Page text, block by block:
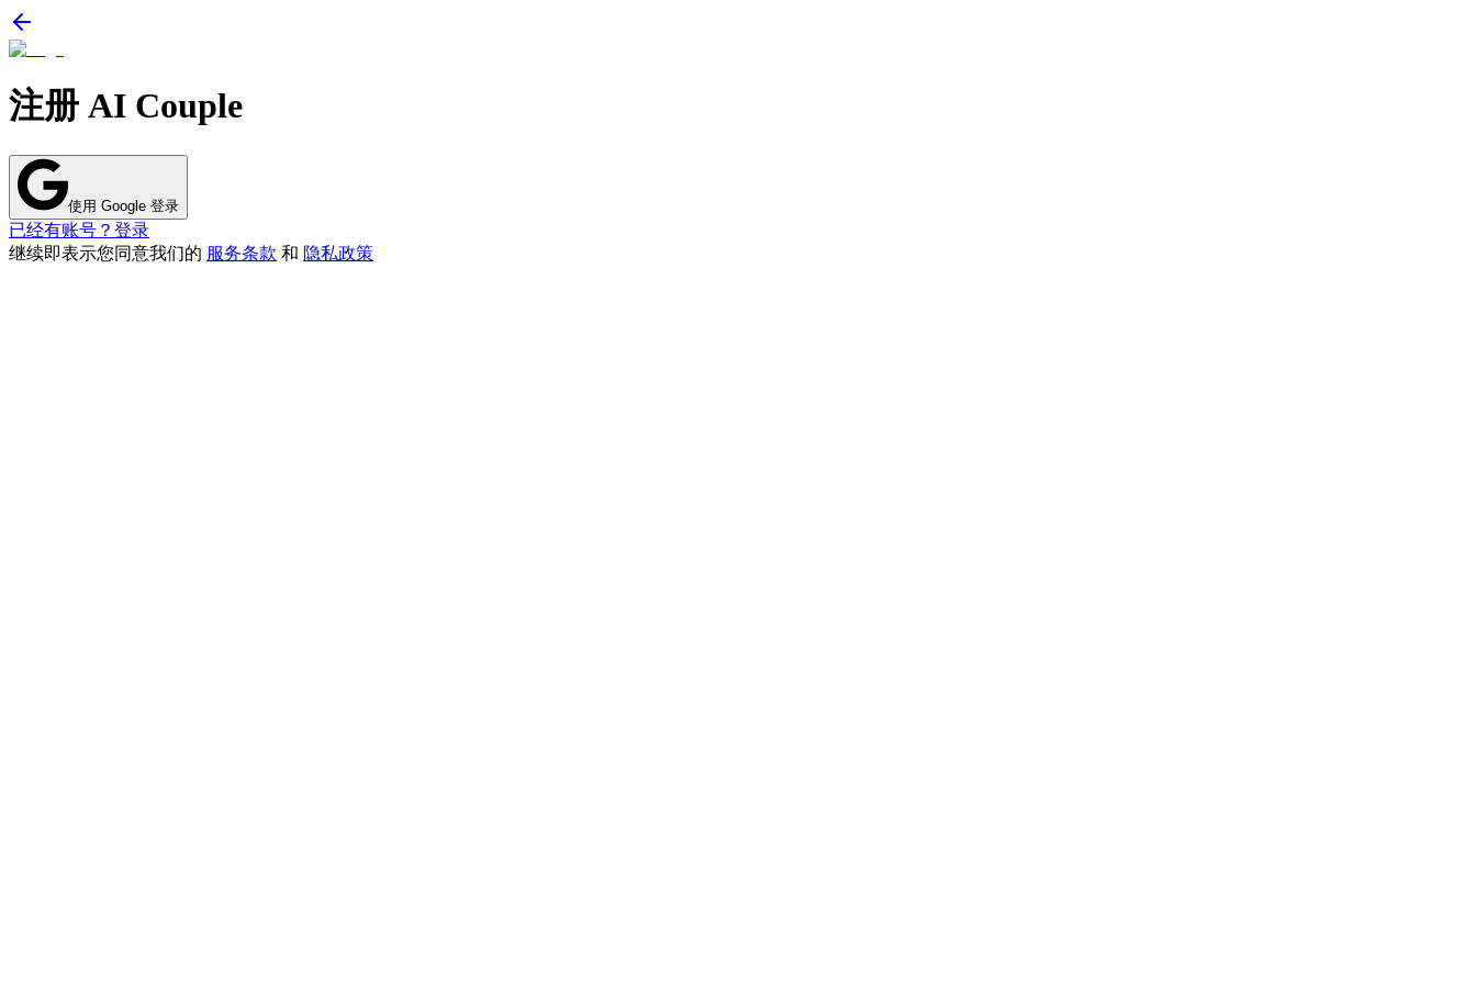
注册 AI Couple
使用 Google 登录
已经有账号？登录
继续即表示您同意我们的 服务条款 和 隐私政策